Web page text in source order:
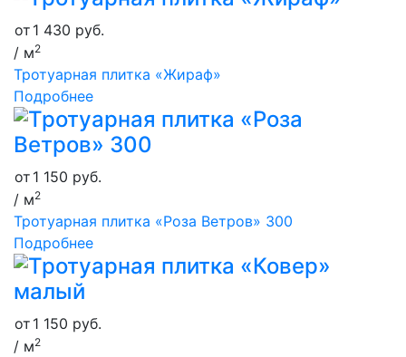
от 1 430 руб.
/ м2
Тротуарная плитка «Жираф»
Подробнее
от 1 150 руб.
/ м2
Тротуарная плитка «Роза Ветров» 300
Подробнее
от 1 150 руб.
/ м2